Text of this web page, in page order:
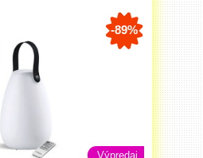
Výpredaj
-89%